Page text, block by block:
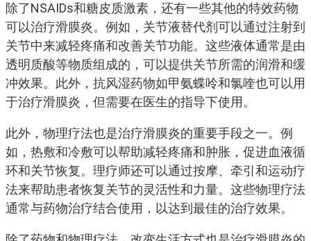
除了NSAIDs和糖皮质激素，还有一些其他的特效药物
可以治疗滑膜炎。例如，关节液替代剂可以通过注射到
关节中来减轻疼痛和改善关节功能。这些液体通常是由
透明质酸等物质组成的，可以提供关节所需的润滑和缓
冲效果。此外，抗风湿药物如甲氨蝶呤和氯喹也可以用
于治疗滑膜炎，但需要在医生的指导下使用。
此外，物理疗法也是治疗滑膜炎的重要手段之一。例
如，热敷和冷敷可以帮助减轻疼痛和肿胀，促进血液循
环和关节恢复。理疗师还可以通过按摩、牵引和运动疗
法来帮助患者恢复关节的灵活性和力量。这些物理疗法
通常与药物治疗结合使用，以达到最佳的治疗效果。